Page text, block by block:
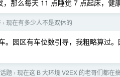
那么每天 11 点睡觉 7 点起床，健
› 现在有多少人不是双休的
。园区有车位数引导，我粗略算过
题 › 现在这 B 大环境 V2EX 的老哥们都在